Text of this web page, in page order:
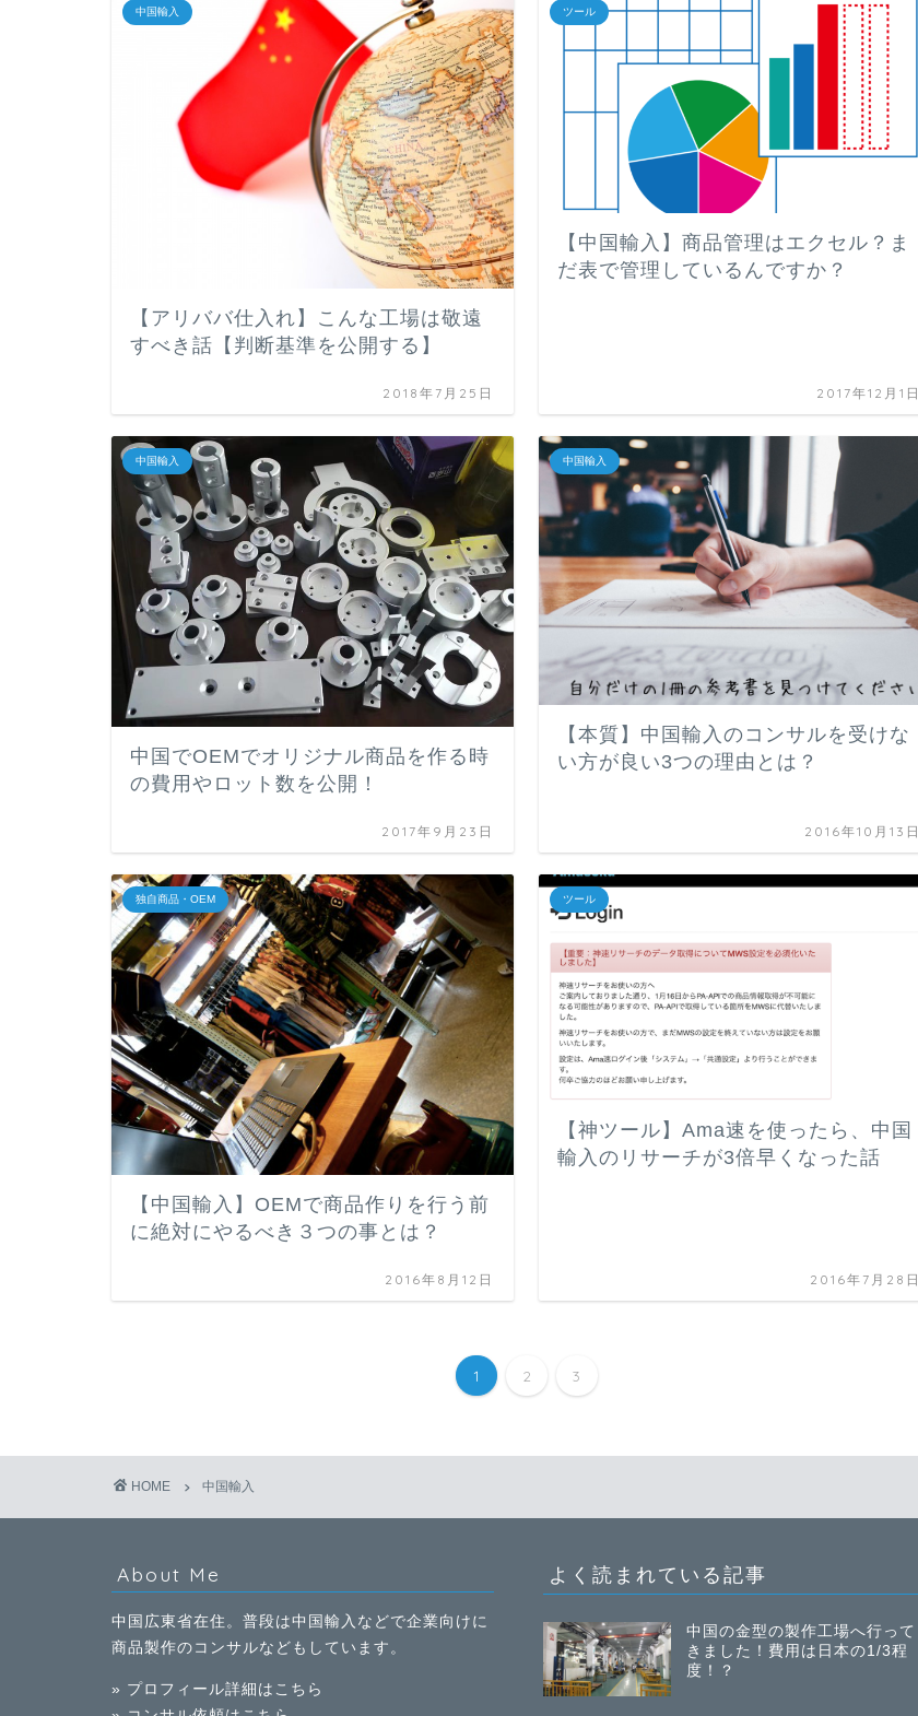
中国輸入
【アリババ仕入れ】こんな工場は敬遠
すべき話【判断基準を公開する】
2018年7月25日
ツール
【中国輸入】商品管理はエクセル？ま
だ表で管理しているんですか？
2017年12月1日
中国輸入
中国でOEMでオリジナル商品を作る時
の費用やロット数を公開！
2017年9月23日
中国輸入
【本質】中国輸入のコンサルを受けな
い方が良い3つの理由とは？
2016年10月13日
独自商品・OEM
【中国輸入】OEMで商品作りを行う前
に絶対にやるべき３つの事とは？
2016年8月12日
ツール
【神ツール】Ama速を使ったら、中国
輸入のリサーチが3倍早くなった話
2016年7月28日
1 2 3
HOME 中国輸入
About Me
中国広東省在住。普段は中国輸入などで企業向けに
商品製作のコンサルなどもしています。
» プロフィール詳細はこちら
よく読まれている記事
中国の金型の製作工場へ行って
きました！費用は日本の1/3程
度！？